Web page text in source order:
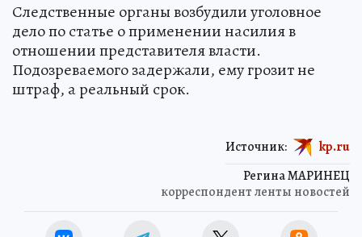
Следственные органы возбудили уголовное
дело по статье о применении насилия в
отношении представителя власти.
Подозреваемого задержали, ему грозит не
штраф, а реальный срок.
Регина МАРИНЕЦ
корреспондент ленты новостей
Источник: kp.ru